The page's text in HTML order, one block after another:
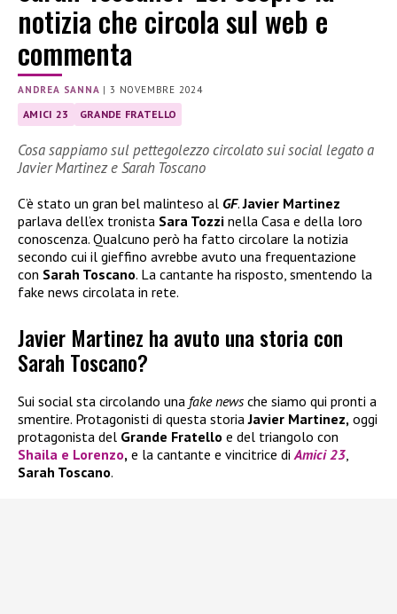
notizia che circola sul web e
commenta
ANDREA SANNA |3 NOVEMBRE 2024
AMICI 23 GRANDE FRATELLO
Cosa sappiamo sul pettegolezzo circolato sui social legato a
Javier Martinez e Sarah Toscano
C’è stato un gran bel malinteso al GF.Javier Martinez
parlava dell’ex tronista Sara Tozzi nella Casa e della loro
conoscenza. Qualcuno però ha fatto circolare la notizia
secondo cui il gieffino avrebbe avuto una frequentazione
con Sarah Toscano. La cantante ha risposto, smentendo la
fake news circolata in rete.
Javier Martinez ha avuto una storia con
Sarah Toscano?
Sui social sta circolando una fake newsche siamo qui pronti a
smentire. Protagonisti di questa storiaJavier Martinez, oggi
protagonista del Grande Fratello e del triangolo con
Shaila e Lorenzo, e la cantante e vincitrice di Amici 23
Sarah Toscano.